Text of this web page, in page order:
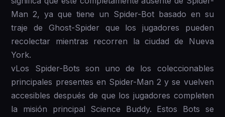
Man 2, ya que tiene un Spider-Bot basado en su
traje de Ghost-Spider que los jugadores pueden
recolectar mientras recorren la ciudad de Nueva
York.
vLos Spider-Bots son uno de los coleccionables
principales presentes en Spider-Man 2 y se vuelven
accesibles después de que los jugadores completen
la misión principal Science Buddy. Estos Bots se